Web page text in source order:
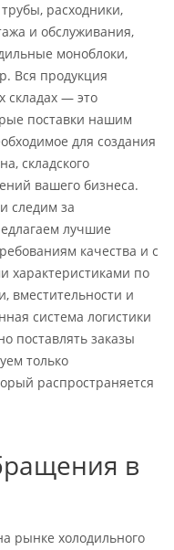
расходники,
и обслуживания,
моноблоки,
Вся продукция
складах — это
поставки нашим
для создания
складского
вашего бизнеса.
следим за
лучшие
качества и с
характеристиками по
вместительности и
система логистики
поставлять заказы
только
распространяется
в
рынке холодильного